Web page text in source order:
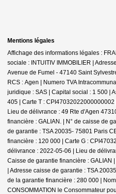
Mentions légales
Affichage des informations légales :
sociale : INTUITIV IMMOBILIER |
Avenue de Fumel - 47140 Saint
RCS : Agen | Numero TVA
juridique : SAS | Capital social : 1 500 |
405 | Carte T :
Lieu de délivrance : 49 Rte d'Agen
financière : GALIAN. | N° de caisse de
de garantie : TSA 20035- 75801 Paris
financière : 120 000 | Carte G :
délivrance : 2022-05-06 | Lieu de
Caisse de garantie financière : GALIAN
| Adresse caisse de garantie : TSA
de la garantie financière : 280 000 |
CONSOMMATION le Consommateur